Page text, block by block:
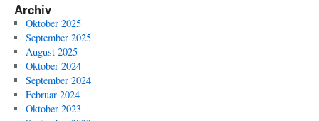
Archiv
Oktober 2025
September 2025
August 2025
Oktober 2024
September 2024
Februar 2024
Oktober 2023